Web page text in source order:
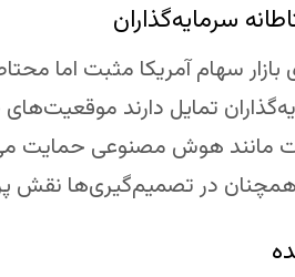
سرمایه‌گذاران
سهام آمریکا مثبت اما
تمایل دارند
مانند هوش مصنوعی حمایت
در تصمیم‌گیری‌ها نقش